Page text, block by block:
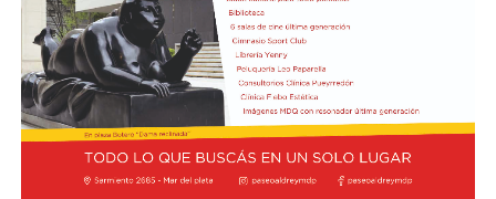
El Ministerio de Seguridad Nacional solicitó al juzgado
que ordene preservar los registros fílmicos de los
hechos, que se libre oficio al Gobierno porteño y al
Congreso para que informen la totalidad de los daños y
el perjuicio económico, y adelantó que se encuentra
evaluando aportar elementos de prueba adicionales